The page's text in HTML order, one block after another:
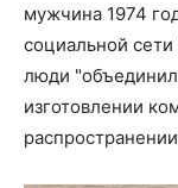
мужчина 1974
социальной
люди
изготовлении